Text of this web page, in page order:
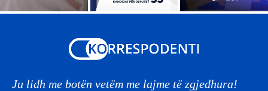
Ju lidh me botën vetëm me lajme të zgjedhura!